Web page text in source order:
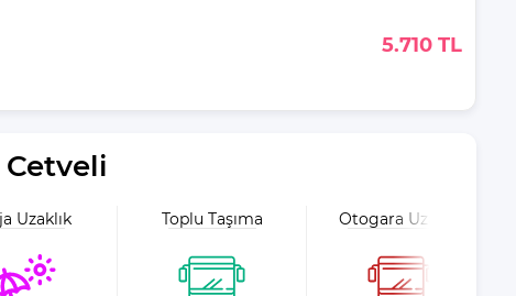
5.710 TL
Cetveli
Uzaklık Toplu Taşıma Otogara Uzaklık